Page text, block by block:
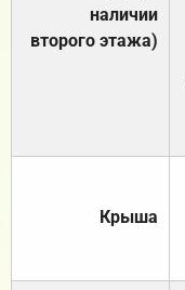
наличии
второго этажа)
Крыша